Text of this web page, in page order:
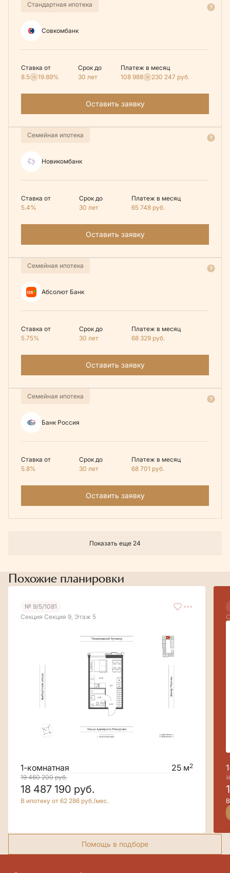
Стандартная ипотека
Совкомбанк
Ставка от
8.5
19.89%
Срок до
30 лет
Платеж в месяц
108 988
230 247 руб.
Оставить заявку
Семейная ипотека
Новикомбанк
Ставка от
5.4%
Срок до
30 лет
Платеж в месяц
65 748 руб.
Оставить заявку
Семейная ипотека
Абсолют Банк
Ставка от
5.75%
Срок до
30 лет
Платеж в месяц
68 329 руб.
Оставить заявку
Семейная ипотека
Банк Россия
Ставка от
5.8%
Срок до
30 лет
Платеж в месяц
68 701 руб.
Оставить заявку
Показать еще 24
Похожие планировки
№ 9/5/1081
Секция Секция 9, Этаж 5
1-комнатная 25 м2
19 460 200руб.
18 487 190 руб.
В ипотеку от 62 286 руб./мес.
Помощь в подборе